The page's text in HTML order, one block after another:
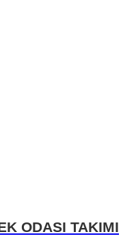
ODASI TAKIMI